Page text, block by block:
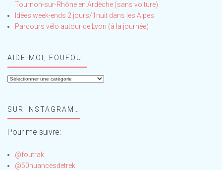
Tournon-sur-Rhône en Ardèche (sans voiture)
Idées week-ends 2 jours/1nuit dans les Alpes
Parcours vélo autour de Lyon (à la journée)
AIDE-MOI, FOUFOU !
Aide-
!SUR INSTAGRAM…
Pour me suivre:
@foutrak
@50nuancesdetrek